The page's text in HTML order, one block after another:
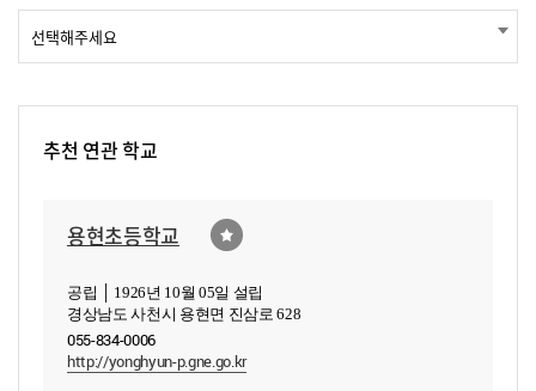
추천 연관 학교
용현초등학교
공립 │ 1926년 10월 05일 설립
경상남도 사천시 용현면 진삼로 628
055-834-0006
http://yonghyun-p.gne.go.kr